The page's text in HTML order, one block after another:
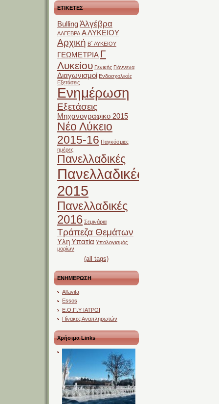
ΕΤΙΚΕΤΕΣ
BullingΆλγέβρα
ΑΛΓΕΒΡΑ Α ΛΥΚΕΙΟΥ
Αρχική Β΄ ΛΥΚΕΙΟΥ
ΓΕΩΜΕΤΡΙΑ Γ
Λυκείου Γενικής Γιάννενα
Διαγωνισμοί Ενδοσχολικές
Εξετάσεις
Ενημέρωση
Εξετάσεις
Μηχανογραφικο 2015
Νέο Λύκειο
2015-16 Παγκόσμιες
ημέρες
Πανελλαδικές
Πανελλαδικές
2015
Πανελλαδικές
2016 Σεμινάρια
Τράπεζα Θεμάτων
ΥληΥπατία Υπολογισμός
μορίων
(all tags)
ΕΝΗΜΕΡΩΣΗ
Alfavita
Essos
Ε.Ο.Π.Υ ΙΑΤΡΟΙ
Πίνακες Αναπληρωτών
Χρήσιμα Links